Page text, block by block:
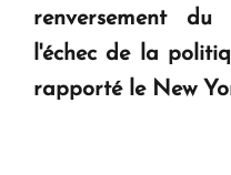
renversement
l'échec de la
rapporté le New